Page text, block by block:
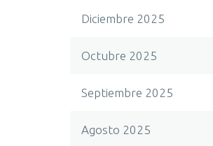
Diciembre 2025
Octubre 2025
Septiembre 2025
Agosto 2025